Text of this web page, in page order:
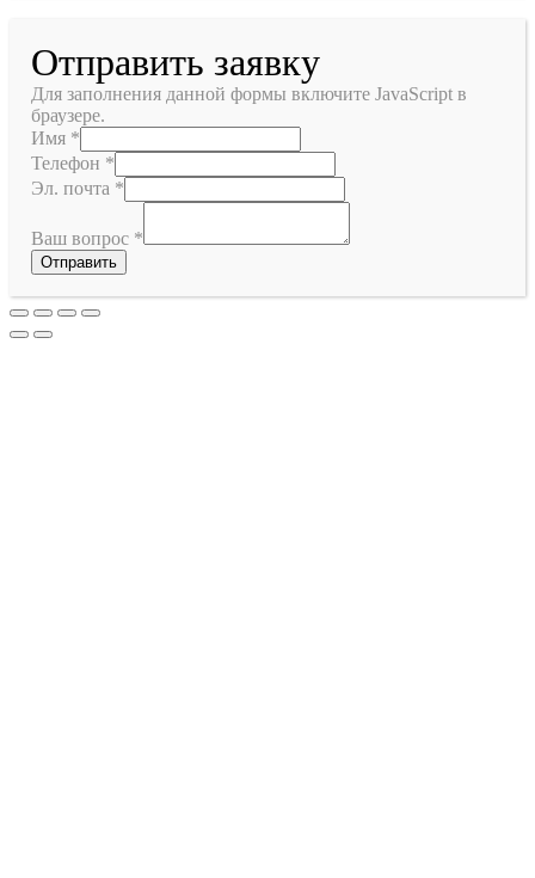
Отправить заявку
Для заполнения данной формы включите JavaScript в
браузере.
Имя *
Телефон *
Эл. почта *
Ваш вопрос *
Отправить